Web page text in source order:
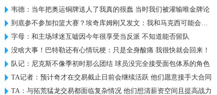
韦德：当年把奥运铜牌送人了我真的很蠢 当时我们被灌输唯金牌论
到底参不参加扣篮大赛？埃奇库姆刚又发文：我和马克西可能会参加
字母：和主场球迷互嘘因今年很享受当反派 不知道能否留队
没啥大事！巴特勒还有心情玩梗：只是全身酸痛 我很快就会回来！
队记：尼克斯不像季初时那么团结 球员没完全接受面包体系的角色
TA记者：预计奇才在交易截止日前会继续活跃 他们愿意接手大合同
TA：与拓荒猛龙交易都面临复杂情况 他们想清薪资空间且提高战力